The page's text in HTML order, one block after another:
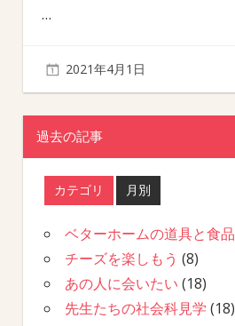
…
2021年4月1日
過去の記事
カテゴリ 月別
ベターホームの道具と食品
チーズを楽しもう (8)
あの人に会いたい (18)
先生たちの社会科見学 (18)